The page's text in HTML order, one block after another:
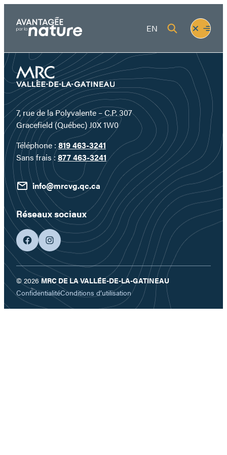
contenu
EN
Fermer
le
menu
Ouvrir
le
7, rue de la Polyvalente – C.P. 307
Gracefield (Québec) J0X 1W0
Téléphone :819 463-3241
Sans frais : 877 463-3241
info@mrcvg.qc.ca
Réseaux sociaux
facebookgoogleplus
© 2026 MRC DE LA VALLÉE-DE-LA-GATINEAU
ConfidentialitéConditions d’utilisation